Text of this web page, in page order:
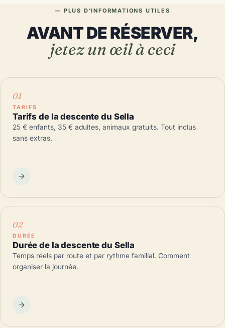
— PLUS D’INFORMATIONS UTILES
AVANT DE RÉSERVER,
jetez un œil à ceci
TARIFS
Tarifs de la descente du Sella
25 € enfants, 35 € adultes, animaux gratuits. Tout inclus
sans extras.
DURÉE
Durée de la descente du Sella
Temps réels par route et par rythme familial. Comment
organiser la journée.